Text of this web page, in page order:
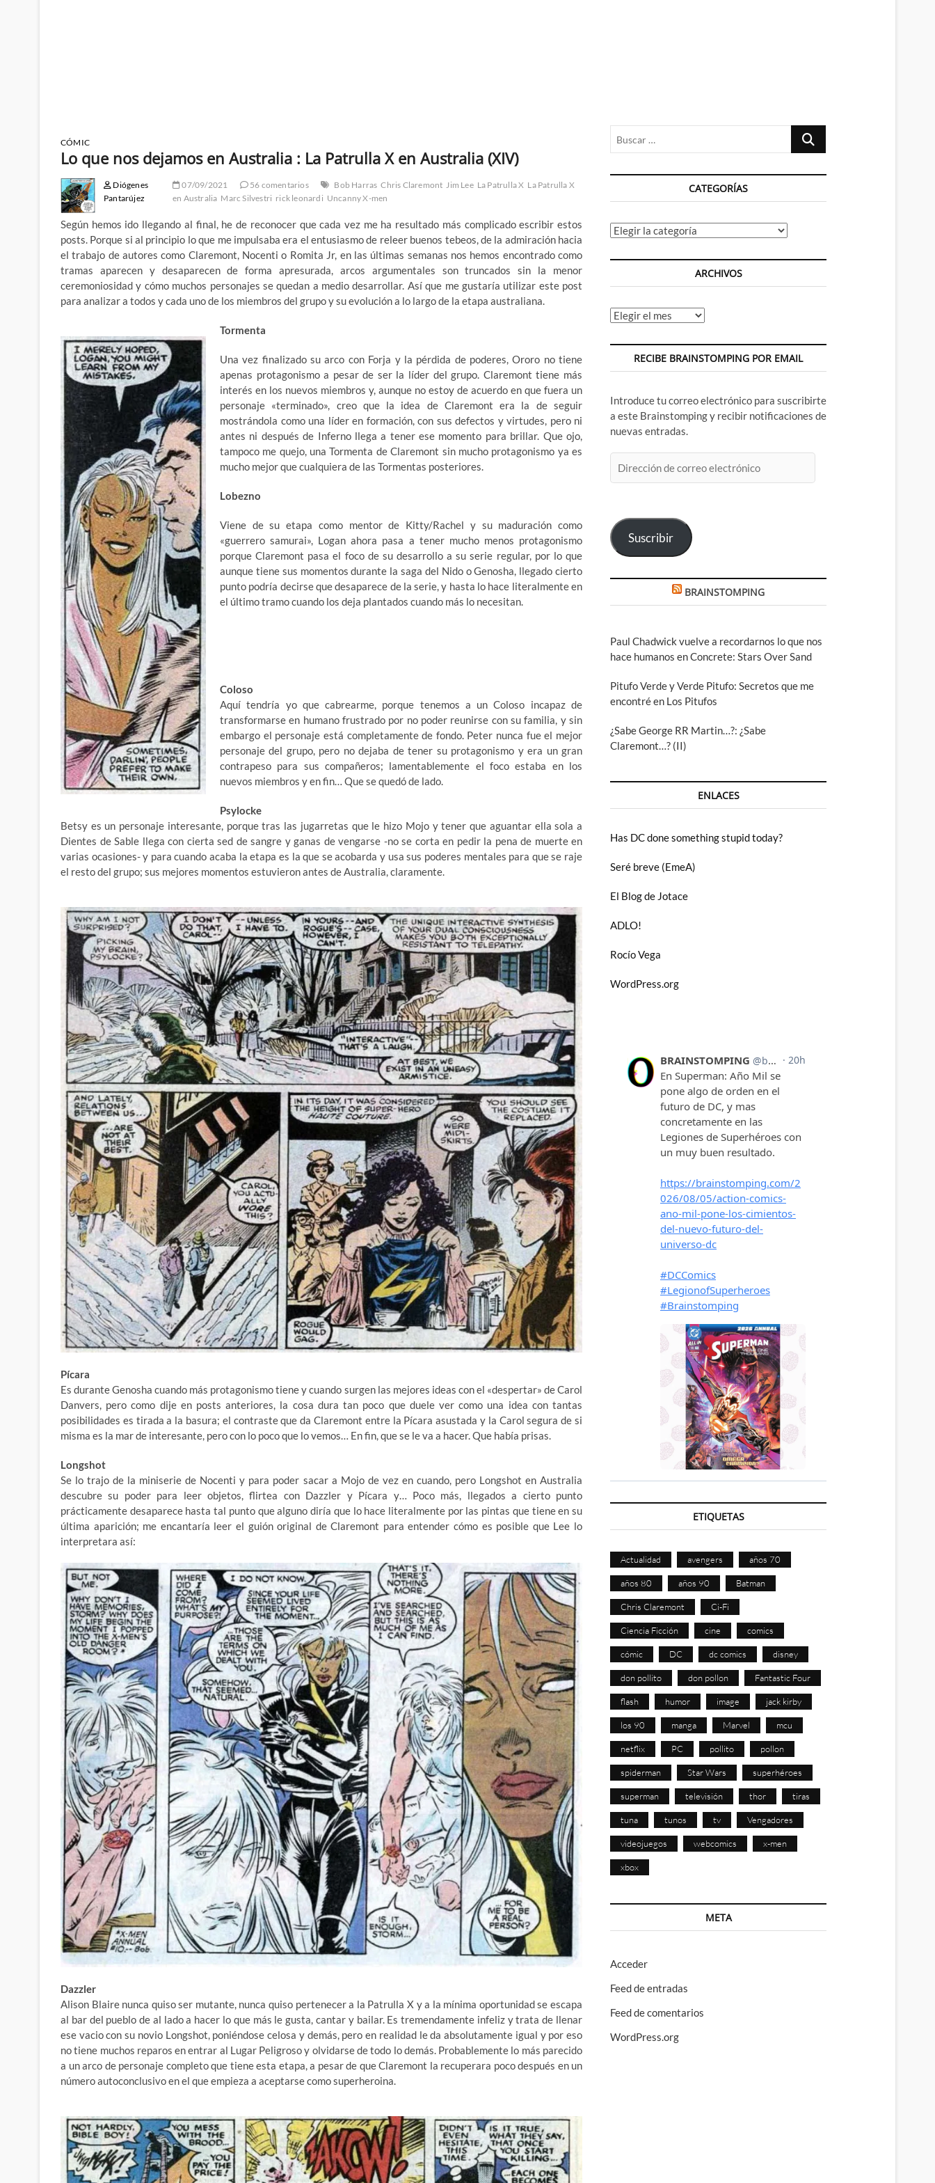
CÓMIC
Lo que nos dejamos en Australia : La Patrulla X en Australia (XIV)
Diógenes
Pantarújez
07/09/2021 56 comentarios Bob Harras Chris Claremont Jim Lee La Patrulla X La Patrulla X
en Australia Marc Silvestri rick leonardi Uncanny X-men
Según hemos ido llegando al final, he de reconocer que cada vez me ha resultado más complicado escribir estos
posts. Porque si al principio lo que me impulsaba era el entusiasmo de releer buenos tebeos, de la admiración hacia
el trabajo de autores como Claremont, Nocenti o Romita Jr, en las últimas semanas nos hemos encontrado como
tramas aparecen y desaparecen de forma apresurada, arcos argumentales son truncados sin la menor
ceremoniosidad y cómo muchos personajes se quedan a medio desarrollar. Así que me gustaría utilizar este post
para analizar a todos y cada uno de los miembros del grupo y su evolución a lo largo de la etapa australiana.
Tormenta
Una vez finalizado su arco con Forja y la pérdida de poderes, Ororo no tiene
apenas protagonismo a pesar de ser la líder del grupo. Claremont tiene más
interés en los nuevos miembros y, aunque no estoy de acuerdo en que fuera un
personaje «terminado», creo que la idea de Claremont era la de seguir
mostrándola como una líder en formación, con sus defectos y virtudes, pero ni
antes ni después de Inferno llega a tener ese momento para brillar. Que ojo,
tampoco me quejo, una Tormenta de Claremont sin mucho protagonismo ya es
mucho mejor que cualquiera de las Tormentas posteriores.
Lobezno
Viene de su etapa como mentor de Kitty/Rachel y su maduración como
«guerrero samurai», Logan ahora pasa a tener mucho menos protagonismo
porque Claremont pasa el foco de su desarrollo a su serie regular, por lo que
aunque tiene sus momentos durante la saga del Nido o Genosha, llegado cierto
punto podría decirse que desaparece de la serie, y hasta lo hace literalmente en
el último tramo cuando los deja plantados cuando más lo necesitan.
Coloso
Aquí tendría yo que cabrearme, porque tenemos a un Coloso incapaz de
transformarse en humano frustrado por no poder reunirse con su familia, y sin
embargo el personaje está completamente de fondo. Peter nunca fue el mejor
personaje del grupo, pero no dejaba de tener su protagonismo y era un gran
contrapeso para sus compañeros; lamentablemente el foco estaba en los
nuevos miembros y en fin… Que se quedó de lado.
Psylocke
Betsy es un personaje interesante, porque tras las jugarretas que le hizo Mojo y tener que aguantar ella sola a
Dientes de Sable llega con cierta sed de sangre y ganas de vengarse -no se corta en pedir la pena de muerte en
varias ocasiones- y para cuando acaba la etapa es la que se acobarda y usa sus poderes mentales para que se raje
el resto del grupo; sus mejores momentos estuvieron antes de Australia, claramente.
Pícara
Es durante Genosha cuando más protagonismo tiene y cuando surgen las mejores ideas con el «despertar» de Carol
Danvers, pero como dije en posts anteriores, la cosa dura tan poco que duele ver como una idea con tantas
posibilidades es tirada a la basura; el contraste que da Claremont entre la Pícara asustada y la Carol segura de si
misma es la mar de interesante, pero con lo poco que lo vemos… En fin, que se le va a hacer. Que había prisas.
Longshot
Se lo trajo de la miniserie de Nocenti y para poder sacar a Mojo de vez en cuando, pero Longshot en Australia
descubre su poder para leer objetos, flirtea con Dazzler y Pícara y… Poco más, llegados a cierto punto
prácticamente desaparece hasta tal punto que alguno diría que lo hace literalmente por las pintas que tiene en su
última aparición; me encantaría leer el guión original de Claremont para entender cómo es posible que Lee lo
interpretara así:
Dazzler
Alison Blaire nunca quiso ser mutante, nunca quiso pertenecer a la Patrulla X y a la mínima oportunidad se escapa
al bar del pueblo de al lado a hacer lo que más le gusta, cantar y bailar. Es tremendamente infeliz y trata de llenar
ese vacio con su novio Longshot, poniéndose celosa y demás, pero en realidad le da absolutamente igual y por eso
no tiene muchos reparos en entrar al Lugar Peligroso y olvidarse de todo lo demás. Probablemente lo más parecido
a un arco de personaje completo que tiene esta etapa, a pesar de que Claremont la recuperara poco después en un
número autoconclusivo en el que empieza a aceptarse como superheroina.
Buscar
CATEGORÍAS
Categorías
ARCHIVOS
Archivos
RECIBE BRAINSTOMPING POR EMAIL
Introduce tu correo electrónico para suscribirte
a este Brainstomping y recibir notificaciones de
nuevas entradas.
de
Suscribir
BRAINSTOMPING
Paul Chadwick vuelve a recordarnos lo que nos
hace humanos en Concrete: Stars Over Sand
Pitufo Verde y Verde Pitufo: Secretos que me
encontré en Los Pitufos
¿Sabe George RR Martin…?: ¿Sabe
Claremont…? (II)
ENLACES
Has DC done something stupid today?
Seré breve (EmeA)
El Blog de Jotace
ADLO!
Rocío Vega
WordPress.org
ETIQUETAS
Actualidad avengers años 70
años 80 años 90 Batman
Chris Claremont Ci-Fi
Ciencia Ficción cine comics
cómic DC dc comics disney
don pollito don pollon Fantastic Four
flash humor image jack kirby
los 90 manga Marvel mcu
netflix PC pollito pollon
spiderman Star Wars superhéroes
superman televisión thor tiras
tuna tunos tv Vengadores
videojuegos webcomics x-men
xbox
META
Acceder
Feed de entradas
Feed de comentarios
WordPress.org